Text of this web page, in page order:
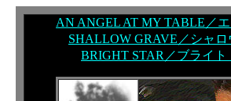
AN ANGEL AT MY TABLE／
SHALLOW GRAVE／シャ
BRIGHT STAR／ブライ